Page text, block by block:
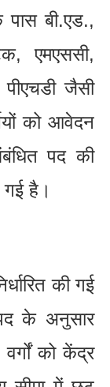
पास बी.एड.,
एमएससी,
पीएचडी जैसी
को आवेदन
पद की
गई है।
की गई
के अनुसार
को केंद्र